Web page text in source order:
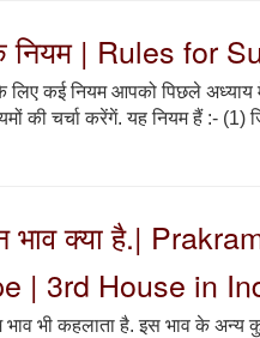
के नियम | Rules for
लिए कई नियम आपको पिछले अध्याय
की चर्चा करेंगें. यह नियम हैं :-
भाव क्या है.|
| 3rd House in
भाव भी कहलाता है. इस भाव के अन्य